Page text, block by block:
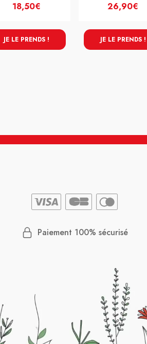
18,50€
JE LE PRENDS !
26,90€
JE LE PRENDS !
Paiement 100% sécurisé